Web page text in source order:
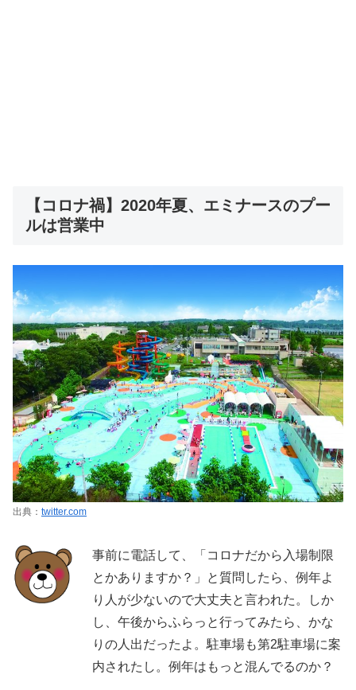
【コロナ禍】2020年夏、エミナースのプー
ルは営業中
出典： twitter.com
事前に電話して、「コロナだから入場制限
とかありますか？」と質問したら、例年よ
り人が少ないので大丈夫と言われた。しか
し、午後からふらっと行ってみたら、かな
りの人出だったよ。駐車場も第2駐車場に案
内されたし。例年はもっと混んでるのか？